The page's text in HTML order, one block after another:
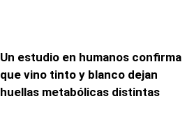
Un estudio en humanos confirma
que vino tinto y blanco dejan
huellas metabólicas distintas